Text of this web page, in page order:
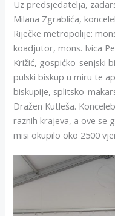
Uz predsjedatelja,
Milana Zgrablića,
Riječke metropolije:
koadjutor, mons. Ivica
Križić, gospićko-senjski
pulski biskup u miru te
biskupije, splitsko-
Dražen Kutleša.
raznih krajeva, a ove se
misi okupilo oko 2500